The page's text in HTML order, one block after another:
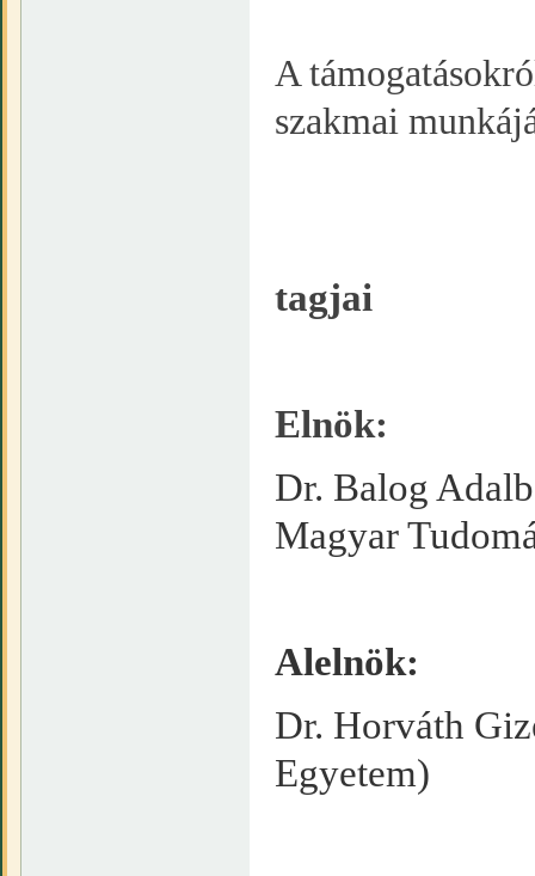
A
szakmai
tagjai
Elnök:
Dr. Balog
Magyar
Alelnök:
Dr. Horváth
Egyetem)